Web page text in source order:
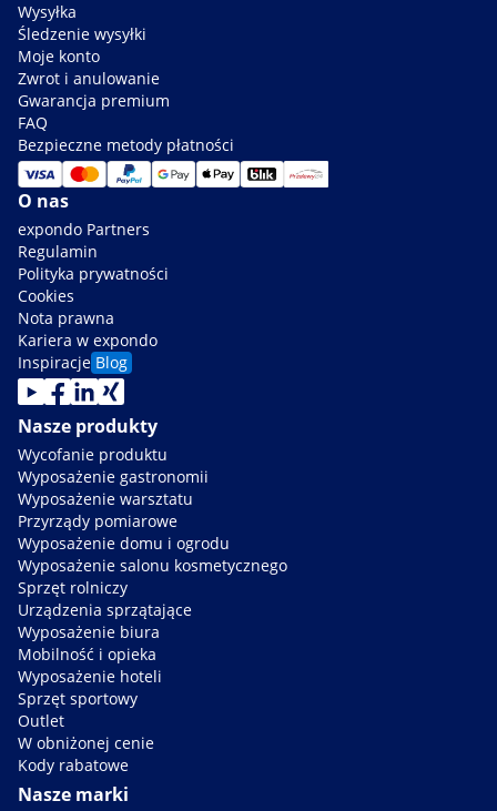
Wysyłka
Śledzenie wysyłki
Moje konto
Zwrot i anulowanie
Gwarancja premium
FAQ
Bezpieczne metody płatności
O nas
expondo Partners
Regulamin
Polityka prywatności
Cookies
Nota prawna
Kariera w expondo
Inspiracje Blog
Nasze produkty
Wycofanie produktu
Wyposażenie gastronomii
Wyposażenie warsztatu
Przyrządy pomiarowe
Wyposażenie domu i ogrodu
Wyposażenie salonu kosmetycznego
Sprzęt rolniczy
Urządzenia sprzątające
Wyposażenie biura
Mobilność i opieka
Wyposażenie hoteli
Sprzęt sportowy
Outlet
W obniżonej cenie
Kody rabatowe
Nasze marki